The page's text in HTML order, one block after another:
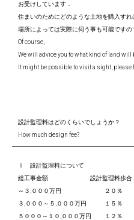
お受けしています．
住まいのためにどのような土地を購入すれ
場所によっては実際に伺う事も可能ですの
Of course,
We will advice you to what kind of land
It might be possible to visit a sight, please
設計監理料はどのくらいでしょうか？
How much design fee?
Ⅰ 設計監理料について
総工事金額 設計監理料歩合
～３,０００万円 ２０％
３,０００～５,０００万円 １５％
５０００～１０,０００万円 １２％